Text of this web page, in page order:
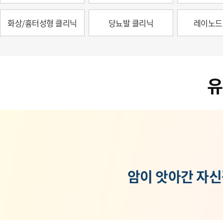
화상/흉터성형 클리닉 당뇨발 클리닉 레이노
암이 앗아간 자